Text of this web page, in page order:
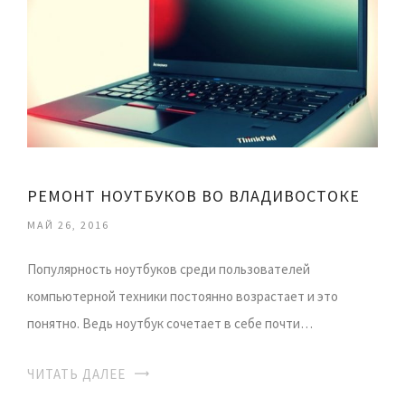
РЕМОНТ НОУТБУКОВ ВО ВЛАДИВОСТОКЕ
МАЙ 26, 2016
Популярность ноутбуков среди пользователей
компьютерной техники постоянно возрастает и это
понятно. Ведь ноутбук сочетает в себе почти…
ЧИТАТЬ ДАЛЕЕ